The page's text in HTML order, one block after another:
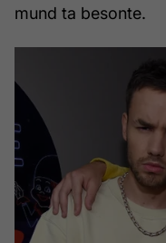
mund ta besonte.